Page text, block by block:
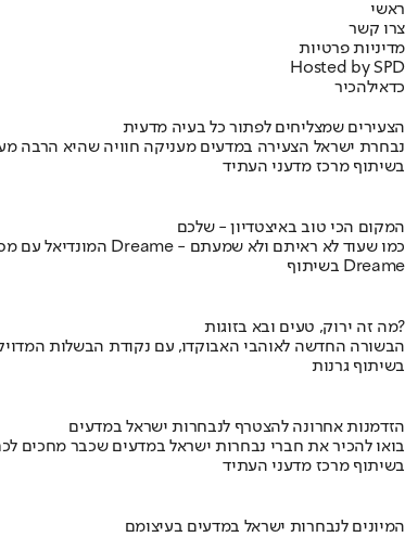
ראשי
צרו קשר
מדיניות פרטיות
Hosted by SPD
כדאילהכיר
הצעירים שמצליחים לפתור כל בעיה מדעית
נבחרת ישראל הצעירה במדעים מעניקה חוויה שהיא הרבה
בשיתוף מרכז מדעני העתיד
המקום הכי טוב באיצטדיון - שלכם
המונדיאל עם מסכי Dreame - כמו שעוד לא ראיתם ולא שמעתם
בשיתוף Dreame
מה זה ירוק, טעים ובא בזוגות?
הבשורה החדשה לאוהבי האבוקדו, עם נקודת הבשלות
בשיתוף גרנות
הזדמנות אחרונה להצטרף לנבחרות ישראל במדעים
בואו להכיר את חברי נבחרות ישראל במדעים שכבר מחכים
בשיתוף מרכז מדעני העתיד
המיונים לנבחרות ישראל במדעים בעיצומם